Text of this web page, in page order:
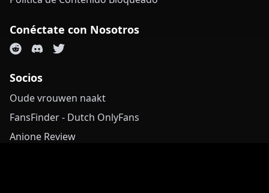
Conéctate con Nosotros
Socios
Oude vrouwen naakt
FansFinder - Dutch OnlyFans
Anione Review